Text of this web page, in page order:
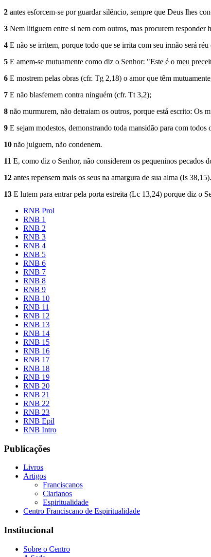
2 antes esforcem-se por guardar silêncio, sempre que Deus lhes
3 Nem litiguem entre si nem com outros, mas procurem
4 E não se irritem, porque todo que se irrita com seu irmão será
5 E amem-se mutuamente como diz o Senhor: "Este é o meu
6 E mostrem pelas obras (cfr. Tg 2,18) o amor que têm
7 E não blasfemem contra ninguém (cfr. Tt 3,2);
8 não murmurem, não detraiam os outros, porque está escrito: Os
9 E sejam modestos, demonstrando toda mansidão para com todos
10 não julguem, não condenem.
11 E, como diz o Senhor, não considerem os pequeninos pecados
12 antes repensem mais os seus na amargura de sua alma (Is 38,15).
13 E lutem para entrar pela porta estreita (Lc 13,24) porque diz o
RNB Prol
RNB 1
RNB 2
RNB 3
RNB 4
RNB 5
RNB 6
RNB 7
RNB 8
RNB 9
RNB 10
RNB 11
RNB 12
RNB 13
RNB 14
RNB 15
RNB 16
RNB 17
RNB 18
RNB 19
RNB 20
RNB 21
RNB 22
RNB 23
RNB Epil
RNB Intro
Publicações
Livros
Artigos
Franciscanos
Clarianos
Espiritualidade
Centro Franciscano de Espiritualidade
Institucional
Sobre o Centro